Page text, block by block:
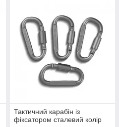
Тактичний карабін із
фіксатором сталевий колір